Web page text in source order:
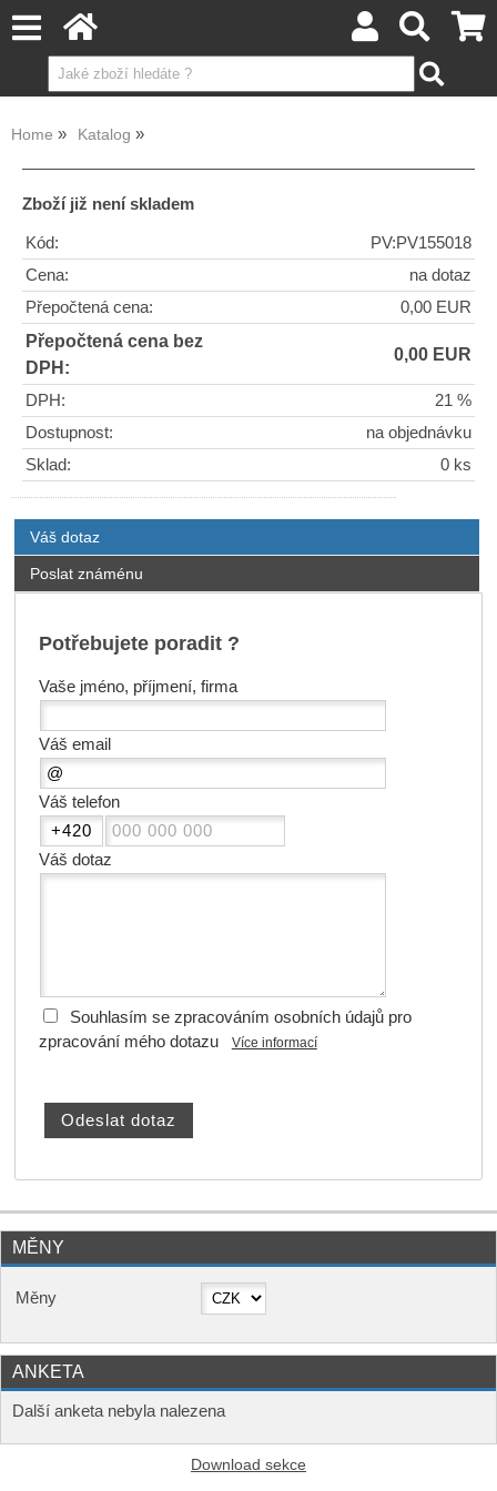
Home Katalog
Zboží již není skladem
Kód:
PV:PV155018
Cena:
na dotaz
Přepočtená cena:
0,00 EUR
Přepočtená cena bez
DPH:
0,00 EUR
DPH:
21 %
Dostupnost:
na objednávku
Sklad:
0 ks
Váš dotaz
Poslat známénu
Potřebujete poradit ?
Vaše jméno, příjmení, firma
Váš email
Váš telefon
Váš dotaz
Souhlasím se zpracováním osobních údajů pro
zpracování mého dotazu
Více informací
MĚNY
Měny
ANKETA
Další anketa nebyla nalezena
Download sekce